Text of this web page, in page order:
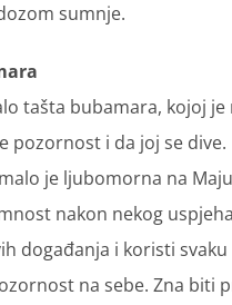
sumnje.
tašta bubamara, kojoj je
pozornost i da joj se dive.
je ljubomorna na
nakon nekog
događanja i koristi
na sebe. Zna biti